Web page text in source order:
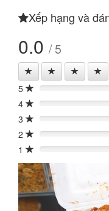
Xếp hạng và
0.0 / 5
5 0%
4
0%
3
0%
2
0%
1
0%